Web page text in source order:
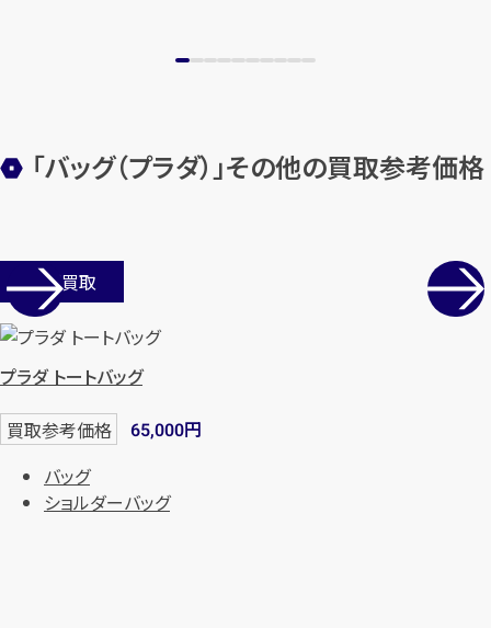
「バッグ（プラダ）」その他の買取参考価格
店舗買取
プラダ トートバッグ
買取参考価格 65,000円
バッグ
ショルダーバッグ